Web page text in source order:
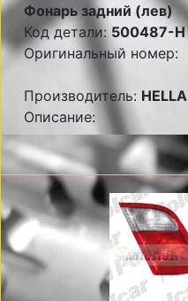
Фонарь задний (лев)
Код детали: 500487-H
Оригинальный номер:
Производитель: HELLA
Описание: